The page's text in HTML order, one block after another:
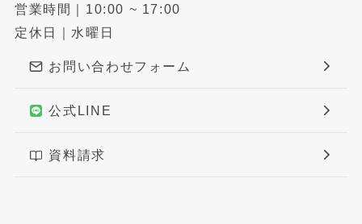
営業時間｜10:00 ~ 17:00
定休日｜水曜日
お問い合わせフォーム
公式LINE
資料請求